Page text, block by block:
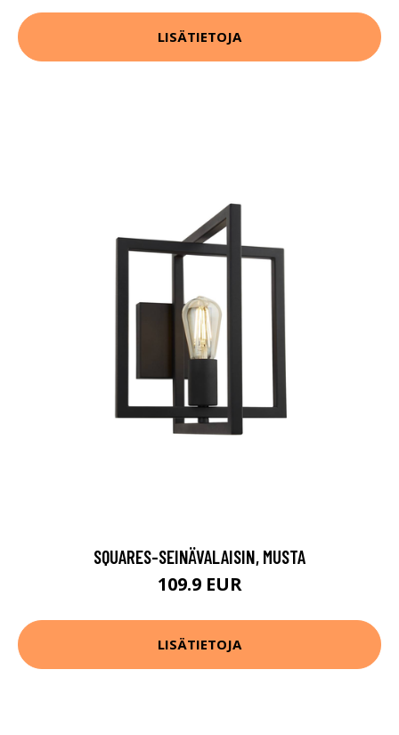
LISÄTIETOJA
SQUARES-SEINÄVALAISIN, MUSTA
109.9 EUR
LISÄTIETOJA